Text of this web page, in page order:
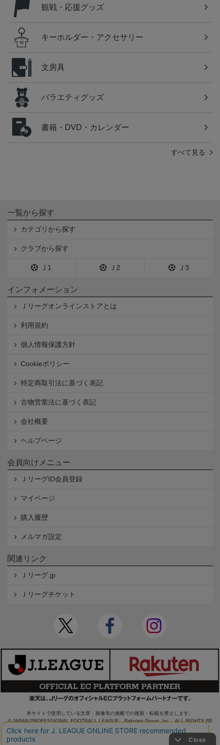
観戦・応援グッズ
キーホルダー・アクセサリー
文房具
バラエティグッズ
書籍・DVD・カレンダー
すべて見る
一覧から探す
カテゴリから探す
クラブから探す
Ｊ1 Ｊ2 Ｊ3
インフォメーション
Ｊリーグオンラインストアとは
利用規約
個人情報保護方針
Cookieポリシー
特定商取引法に基づく表記
古物営業法に基づく表記
会社概要
ヘルプページ
会員向けメニュー
ＪリーグID会員登録
マイページ
購入履歴
メルマガ設定
関連リンク
Ｊリーグ.jp
Ｊリーグチケット
本サイトで使用している文章・画像等の無断での複製・転載を禁止します。
© JAPAN PROFESSIONAL FOOTBALL LEAGUE Rakuten Group, Inc. ALL RIGHTS RE
SERVED.